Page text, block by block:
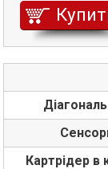
Картрідер в